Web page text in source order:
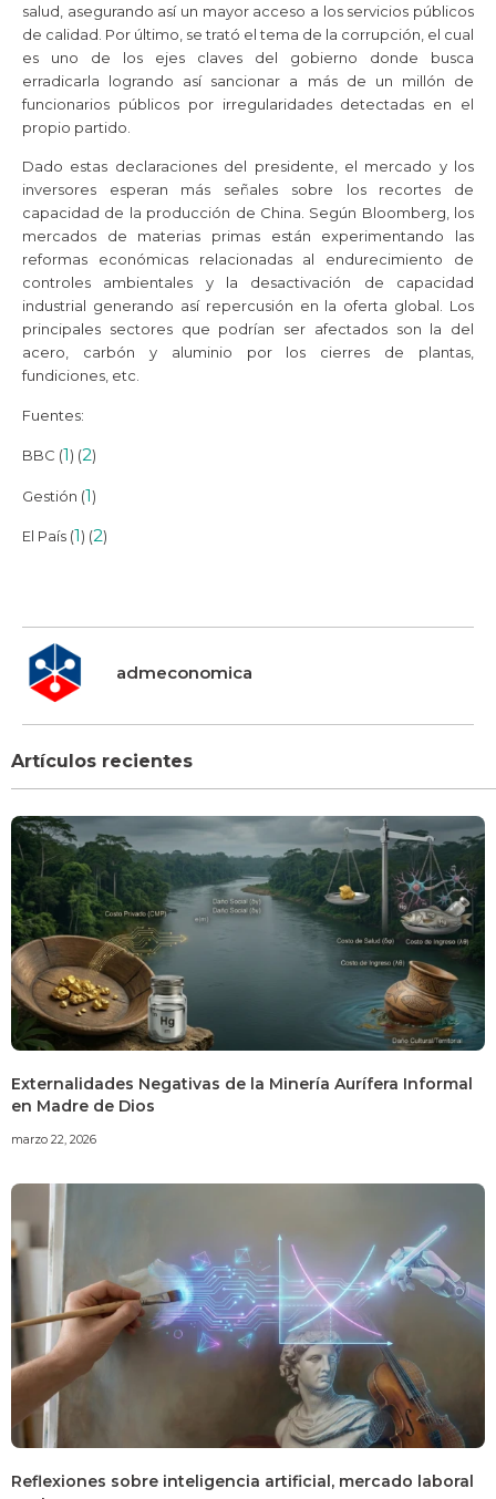
salud, asegurando así un mayor acceso a los servicios públicos
de calidad. Por último, se trató el tema de la corrupción, el cual
es uno de los ejes claves del gobierno donde busca
erradicarla logrando así sancionar a más de un millón de
funcionarios públicos por irregularidades detectadas en el
propio partido.
Dado estas declaraciones del presidente, el mercado y los
inversores esperan más señales sobre los recortes de
capacidad de la producción de China. Según Bloomberg, los
mercados de materias primas están experimentando las
reformas económicas relacionadas al endurecimiento de
controles ambientales y la desactivación de capacidad
industrial generando así repercusión en la oferta global. Los
principales sectores que podrían ser afectados son la del
acero, carbón y aluminio por los cierres de plantas,
fundiciones, etc.
Fuentes:
BBC (1) (2)
Gestión (1)
El País (1) (2)
admeconomica
Artículos recientes
Externalidades Negativas de la Minería Aurífera Informal
en Madre de Dios
marzo 22, 2026
Reflexiones sobre inteligencia artificial, mercado laboral